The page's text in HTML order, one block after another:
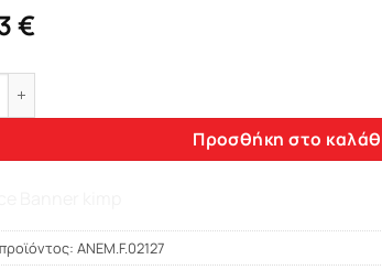
€
CR-V 5D 07-09 ΚΑΠΩ - ΑΝΕΜΟΘΡΑΥΣΤΕΣ
Προσθήκη στο
ΑΝΕΜ.F.02127